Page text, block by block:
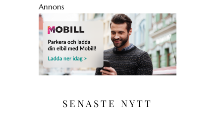
Annons
SENASTE NYTT